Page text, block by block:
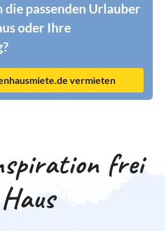
die passenden Urlauber
oder Ihre
vermieten
frei
Haus